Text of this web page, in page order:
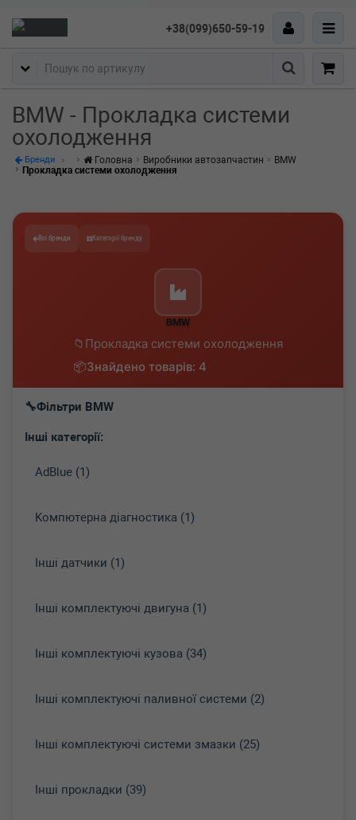
+38(099)650-59-19
Пошук
BMW - Прокладка системи
охолодження
Бренди Головна Виробники автозапчастин
BMW
Прокладка системи охолодження
Всі бренди Категорії бренду
BMW
Прокладка системи охолодження
Знайдено товарів: 4
Фільтри BMW
Інші категорії:
AdBlue (1)
Koмпютepнa діaгнocтикa (1)
Інші датчики (1)
Інші комплектуючі двигуна (1)
Інші комплектуючі кузова (34)
Інші комплектуючі паливної системи (2)
Інші комплектуючі системи змазки (25)
Інші прокладки (39)